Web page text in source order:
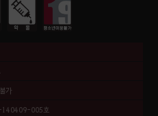
가
140409-005호